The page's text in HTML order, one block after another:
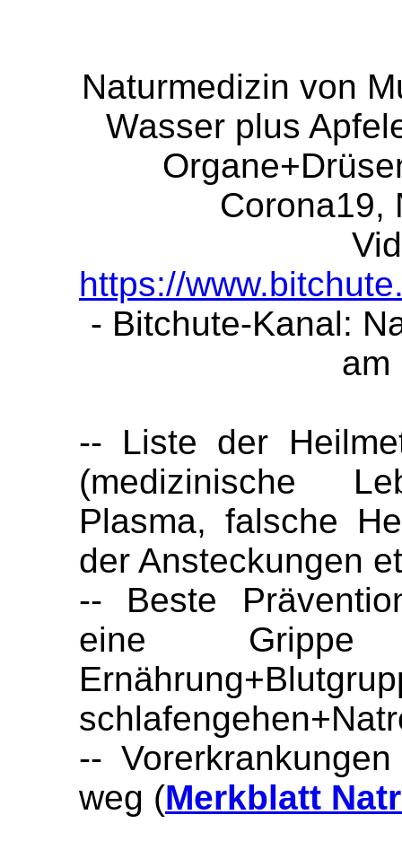
Naturmedizin von
Wasser plus
Corona19,
https://
- Bitchute-Kanal:
am
-- Liste der
(medizinische
Plasma, falsche
der Ansteckungen
-- Beste
eine Grippe
--
weg (Merkblatt